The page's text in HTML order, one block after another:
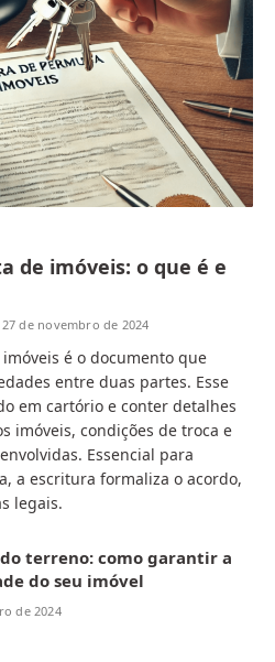
de imóveis: o que é e
27 de novembro de 2024
é o documento que
entre duas partes. Esse
em cartório e conter detalhes
imóveis, condições de troca e
Essencial para
a escritura formaliza o acordo,
legais.
terreno: como garantir a
do seu imóvel
de 2024